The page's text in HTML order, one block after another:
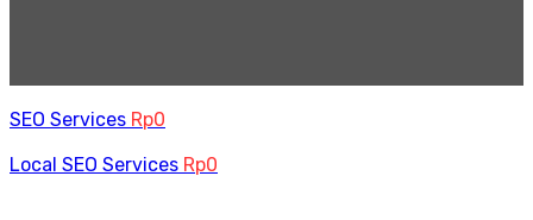
SEO Services Rp0
Local SEO Services Rp0